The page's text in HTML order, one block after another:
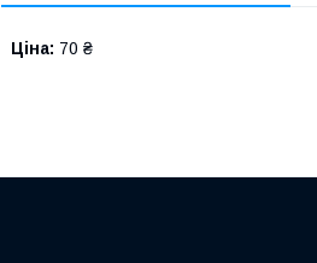
Ціна: 70 ₴